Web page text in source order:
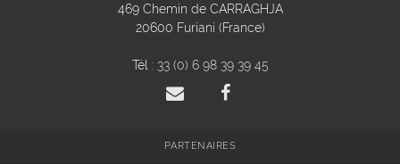
469 Chemin de CARRAGHJA
20600 Furiani (France)
Tél : 33 (0) 6 98 39 39 45
PARTENAIRES